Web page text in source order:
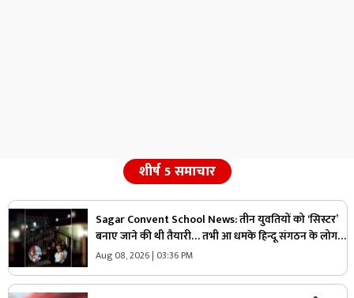
शीर्ष 5 समाचार
Sagar Convent School News: तीन युवतियों को ‘सिस्टर’
बनाए जाने की थी तैयारी… तभी आ धमके हिन्दू संगठन के लोग
और पुलिस, स्कूल में मचा बवाल
Aug 08, 2026 | 03:36 PM